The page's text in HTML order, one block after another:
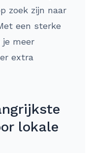
zoek zijn naar
een sterke
je meer
extra
lokale